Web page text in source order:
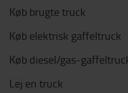
Køb brugte truck
Køb elektrisk gaffeltruck
Køb diesel/gas-
Lej en truck